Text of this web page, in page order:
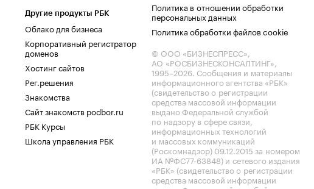
Другие продукты РБК
Облако для бизнеса
Корпоративный регистратор
доменов
Хостинг сайтов
Рег.решения
Знакомства
Сайт знакомств podbor.ru
РБК Курсы
Школа управления РБК
Политика в отношении обработки
персональных данных
Политика обработки файлов cookie
© ООО «БИЗНЕСПРЕСС»,
АО «РОСБИЗНЕСКОНСАЛТИНГ»,
1995–2026. Сообщения и материалы
информационного агентства «РБК»
(свидетельство о регистрации
средства массовой информации
выдано Федеральной службой
по надзору в сфере связи,
информационных технологий
и массовых коммуникаций
(Роскомнадзор) 09.12.2015 за номером
ИА №ФС77-63848) и сетевого издания
«РБК» (свидетельство о регистрации
средства массовой информации